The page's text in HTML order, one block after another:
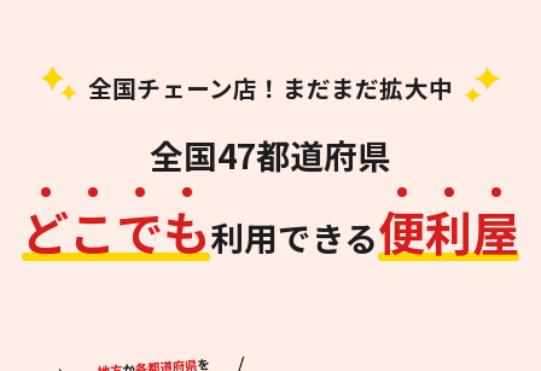
全国チェーン店！まだまだ拡大中
全国47都道府県
どこでも利用できる便利屋